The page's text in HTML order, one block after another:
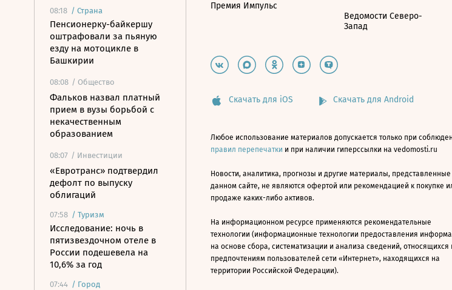
08:18 / Страна
Пенсионерку-байкершу
оштрафовали за пьяную
езду на мотоцикле в
Башкирии
08:08 / Общество
Фальков назвал платный
прием в вузы борьбой с
некачественным
образованием
08:07 / Инвестиции
«Евротранс» подтвердил
дефолт по выпуску
облигаций
07:58 / Туризм
Исследование: ночь в
пятизвездочном отеле в
России подешевела на
10,6% за год
07:44 / Город
Премия Импульс
Ведомости Северо-
Запад
Скачать для iOS Скачать для Android
Любое использование материалов допускается только при
правил перепечатки и при наличии гиперссылки на vedomosti.ru
Новости, аналитика, прогнозы и другие материалы, представленные
данном сайте, не являются офертой или рекомендацией к покупке
продаже каких-либо активов.
На информационном ресурсе применяются рекомендательные
технологии (информационные технологии предоставления
на основе сбора, систематизации и анализа сведений, относящихся
предпочтениям пользователей сети «Интернет», находящихся на
территории Российской Федерации).